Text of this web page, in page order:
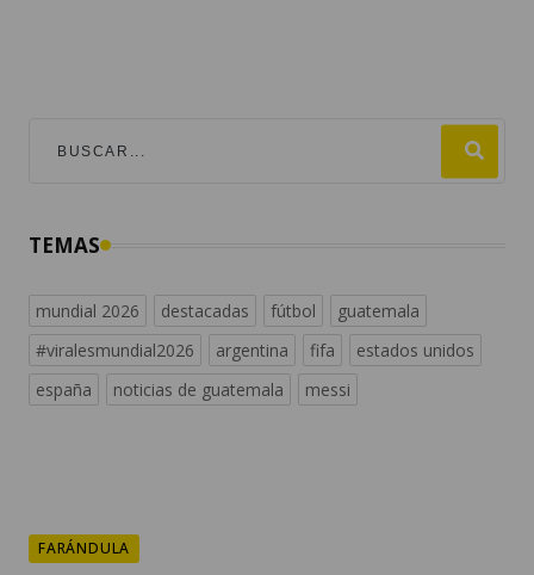
TEMAS
mundial 2026 destacadas fútbol
guatemala
#viralesmundial2026
argentina fifa
estados unidos
españa
noticias de guatemala messi
FARÁNDULA